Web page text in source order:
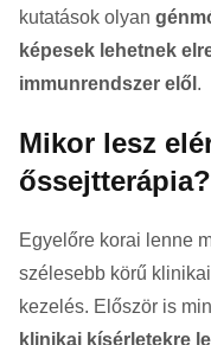
kutatások olyan
képesek lehetnek
immunrendszer elől .
Mikor lesz
őssejtterápia?
Egyelőre korai lenne
szélesebb körű
kezelés. Először is
klinikai kísérletekre